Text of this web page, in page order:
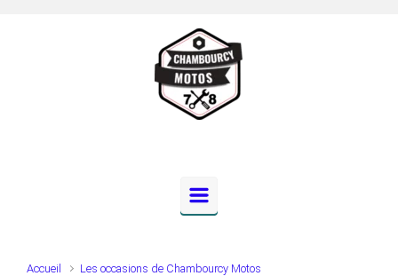
Accueil
Les occasions de Chambourcy Motos